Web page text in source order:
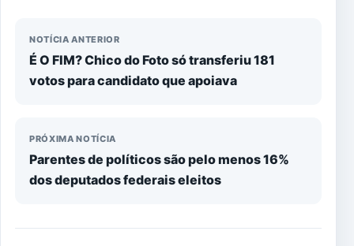
NOTÍCIA ANTERIOR
É O FIM? Chico do Foto só transferiu 181
votos para candidato que apoiava
PRÓXIMA NOTÍCIA
Parentes de políticos são pelo menos 16%
dos deputados federais eleitos